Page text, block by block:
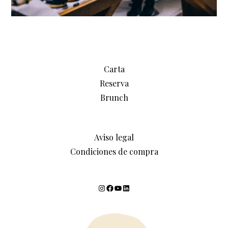
Carta
Reserva
Brunch
Aviso legal
Condiciones de compra
Instagram Facebook YouTube LinkedIn